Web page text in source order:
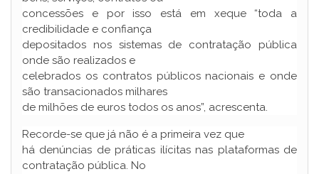
concessões e por isso está em xeque “toda a
credibilidade e confiança
depositados nos sistemas de contratação pública
onde são realizados e
celebrados os contratos públicos nacionais e onde
são transacionados milhares
de milhões de euros todos os anos”, acrescenta.
Recorde-se que já não é a primeira vez que
há denúncias de práticas ilícitas nas plataformas de
contratação pública. No